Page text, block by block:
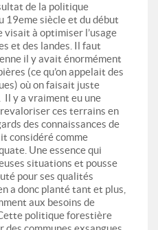
de la politique
19eme siècle et du début
visait à optimiser l’usage
et des landes. Il faut
il y avait énormément
(ce qu’on appelait des
où on faisait juste
Il y a vraiment eu une
ces terrains en
des connaissances de
considéré comme
Une essence qui
situations et pousse
pour ses qualités
a donc planté tant et plus,
aux besoins de
politique forestière